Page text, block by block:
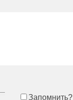
Запомнить?